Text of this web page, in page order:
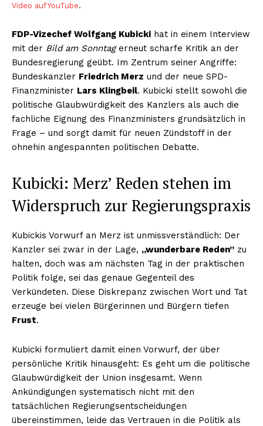
Video auf YouTube.
FDP-Vizechef Wolfgang Kubicki hat in einem Interview
mit der Bild am Sonntagerneut scharfe Kritik an der
Bundesregierung geübt. Im Zentrum seiner Angriffe:
Bundeskanzler Friedrich Merz und der neue SPD-
Finanzminister Lars Klingbeil. Kubicki stellt sowohl die
politische Glaubwürdigkeit des Kanzlers als auch die
fachliche Eignung des Finanzministers grundsätzlich in
Frage – und sorgt damit für neuen Zündstoff in der
ohnehin angespannten politischen Debatte.
Kubicki: Merz’ Reden stehen im
Widerspruch zur Regierungspraxis
Kubickis Vorwurf an Merz ist unmissverständlich: Der
Kanzler sei zwar in der Lage, „wunderbare Reden” zu
halten, doch was am nächsten Tag in der praktischen
Politik folge, sei das genaue Gegenteil des
Verkündeten. Diese Diskrepanz zwischen Wort und Tat
erzeuge bei vielen Bürgerinnen und Bürgern tiefen
Frust.
Kubicki formuliert damit einen Vorwurf, der über
persönliche Kritik hinausgeht: Es geht um die politische
Glaubwürdigkeit der Union insgesamt. Wenn
Ankündigungen systematisch nicht mit den
tatsächlichen Regierungsentscheidungen
übereinstimmen, leide das Vertrauen in die Politik als